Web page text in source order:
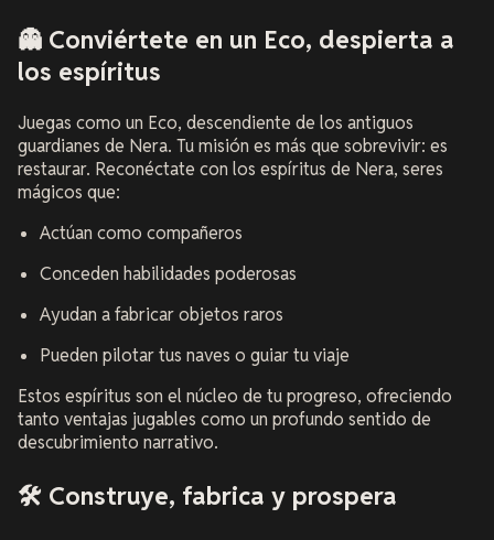
👻 Conviértete en un Eco, despierta a
los espíritus
Juegas como un Eco, descendiente de los antiguos
guardianes de Nera. Tu misión es más que sobrevivir: es
restaurar. Reconéctate con los espíritus de Nera, seres
mágicos que:
Actúan como compañeros
Conceden habilidades poderosas
Ayudan a fabricar objetos raros
Pueden pilotar tus naves o guiar tu viaje
Estos espíritus son el núcleo de tu progreso, ofreciendo
tanto ventajas jugables como un profundo sentido de
descubrimiento narrativo.
🛠️ Construye, fabrica y prospera